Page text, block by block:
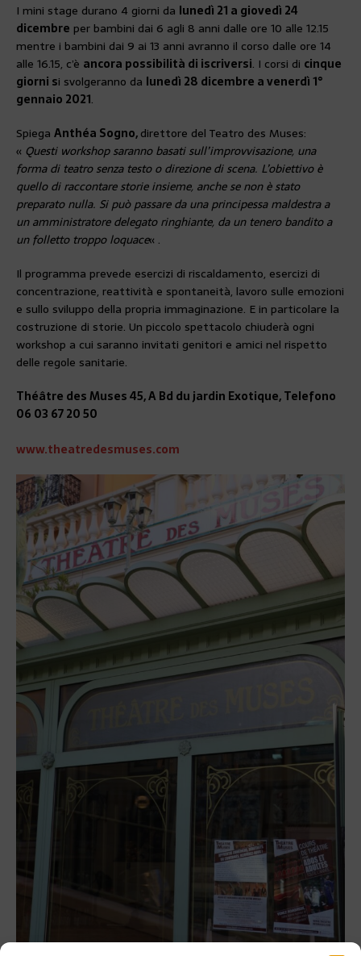
I mini stage durano 4 giorni da lunedì 21 a giovedì 24
dicembre per bambini dai 6 agli 8 anni dalle ore 10 alle 12.15
mentre i bambini dai 9 ai 13 anni avranno il corso dalle ore 14
alle 16.15, c’è ancora possibilità di iscriversi. I corsi di cinque
giorni si svolgeranno da lunedì 28 dicembre a venerdì 1°
gennaio 2021.
Spiega Anthéa Sogno,direttore del Teatro des Muses:
« Questi workshop saranno basati sull’improvvisazione, una
forma di teatro senza testo o direzione di scena. L’obiettivo è
quello di raccontare storie insieme, anche se non è stato
preparato nulla. Si può passare da una principessa maldestra a
un amministratore delegato ringhiante, da un tenero bandito a
un folletto troppo loquace« .
Il programma prevede esercizi di riscaldamento, esercizi di
concentrazione, reattività e spontaneità, lavoro sulle emozioni
e sullo sviluppo della propria immaginazione. E in particolare la
costruzione di storie. Un piccolo spettacolo chiuderà ogni
workshop a cui saranno invitati genitori e amici nel rispetto
delle regole sanitarie.
Théâtre des Muses 45, A Bd du jardin Exotique, Telefono
06 03 67 20 50
www.theatredesmuses.com